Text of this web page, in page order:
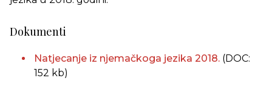
Dokumenti
Natjecanje iz njemačkoga jezika 2018. (DOC:
152 kb)